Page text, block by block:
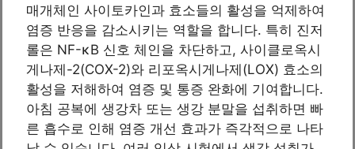
매개체인 사이토카인과 효소들의 활성을 억제하여
염증 반응을 감소시키는 역할을 합니다. 특히 진저
롤은 NF-κB 신호 체인을 차단하고, 사이클로옥시
게나제-2(COX-2)와 리포옥시게나제(LOX) 효소의
활성을 저해하여 염증 및 통증 완화에 기여합니다.
아침 공복에 생강차 또는 생강 분말을 섭취하면 빠
른 흡수로 인해 염증 개선 효과가 즉각적으로 나타